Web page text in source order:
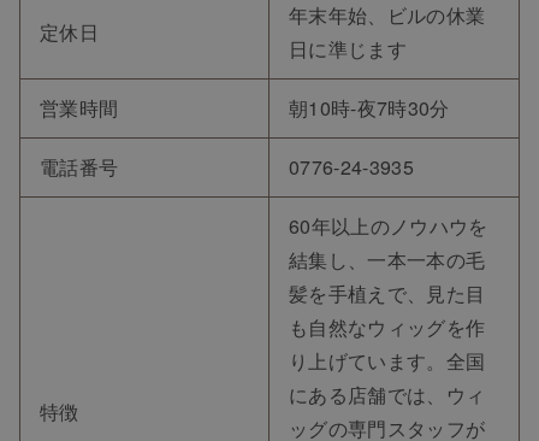
定休日
年末年始、ビルの休業
日に準じます
営業時間 朝10時-夜7時30分
電話番号 0776-24-3935
特徴
60年以上のノウハウを
結集し、一本一本の毛
髪を手植えで、見た目
も自然なウィッグを作
り上げています。全国
にある店舗では、ウィ
ッグの専門スタッフが